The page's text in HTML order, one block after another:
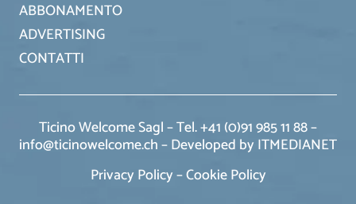
ABBONAMENTO
ADVERTISING
CONTATTI
Ticino Welcome Sagl – Tel. +41 (0)91 985 11 88 –
info@ticinowelcome.ch –Developed by ITMEDIANET
Privacy Policy–Cookie Policy